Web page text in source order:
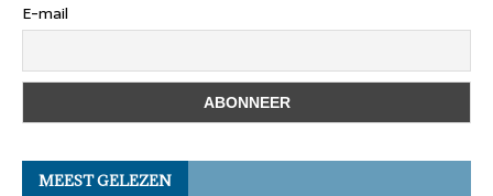
E-mail
MEEST GELEZEN